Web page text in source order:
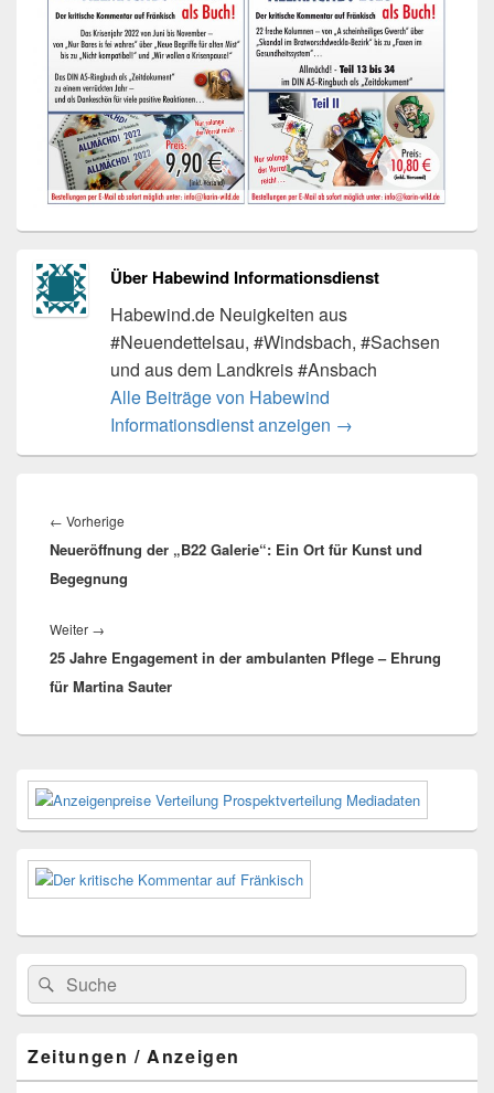
Über Habewind Informationsdienst
Habewind.de Neuigkeiten aus
#Neuendettelsau, #Windsbach, #Sachsen
und aus dem Landkreis #Ansbach
Alle Beiträge von Habewind
Informationsdienst anzeigen →
← Vorherige
Beitrag:
Neueröffnung der „B22 Galerie“: Ein Ort für Kunst und
Begegnung
Weiter →
Beitrag:
25 Jahre Engagement in der ambulanten Pflege – Ehrung
für Martina Sauter
Primärer
Seitenleisten-
Widgetbereich
Suchen
nach:
Suchen
Zeitungen / Anzeigen